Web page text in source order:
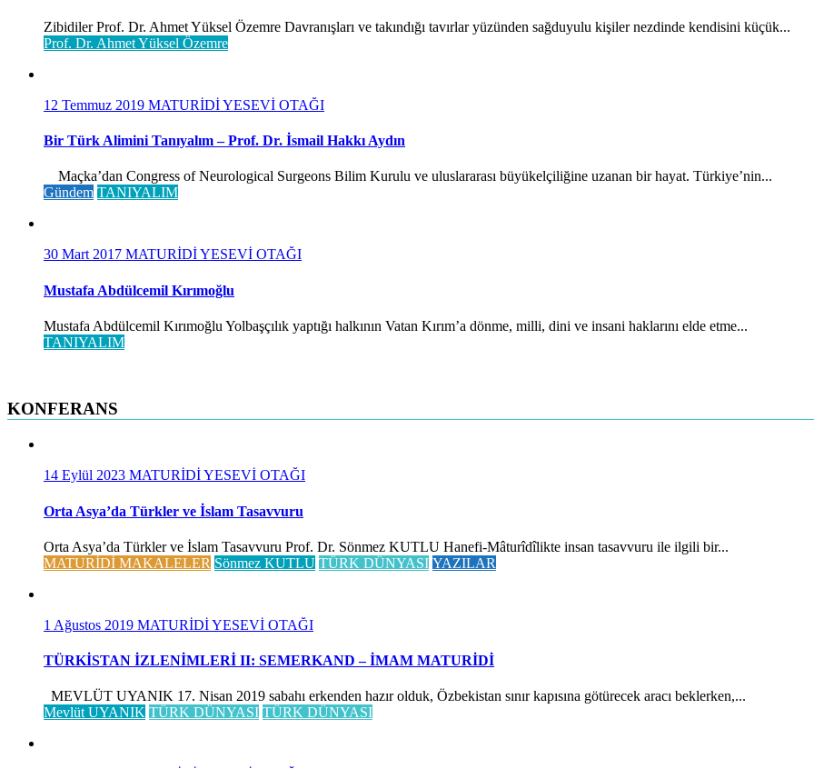
Zibidiler Prof. Dr. Ahmet Yüksel Özemre Davranışları ve takındığı tavırlar yüzünden sağduyulu kişiler nezdinde kendisini küçük...
Prof. Dr. Ahmet Yüksel Özemre
12 Temmuz 2019 MATURİDİ YESEVİ OTAĞI
Bir Türk Alimini Tanıyalım – Prof. Dr. İsmail Hakkı Aydın
Maçka’dan Congress of Neurological Surgeons Bilim Kurulu ve uluslararası büyükelçiliğine uzanan bir hayat. Türkiye’nin...
Gündem TANIYALIM
30 Mart 2017 MATURİDİ YESEVİ OTAĞI
Mustafa Abdülcemil Kırımoğlu
Mustafa Abdülcemil Kırımoğlu Yolbaşçılık yaptığı halkının Vatan Kırım’a dönme, milli, dini ve insani haklarını elde etme...
TANIYALIM
KONFERANS
14 Eylül 2023 MATURİDİ YESEVİ OTAĞI
Orta Asya’da Türkler ve İslam Tasavvuru
Orta Asya’da Türkler ve İslam Tasavvuru Prof. Dr. Sönmez KUTLU Hanefi-Mâturîdîlikte insan tasavvuru ile ilgili bir...
MATURİDİ MAKALELER Sönmez KUTLU TÜRK DÜNYASI YAZILAR
1 Ağustos 2019 MATURİDİ YESEVİ OTAĞI
TÜRKİSTAN İZLENİMLERİ II: SEMERKAND – İMAM MATURİDİ
MEVLÜT UYANIK 17. Nisan 2019 sabahı erkenden hazır olduk, Özbekistan sınır kapısına götürecek aracı beklerken,...
Mevlüt UYANIK TÜRK DÜNYASI TÜRK DÜNYASI